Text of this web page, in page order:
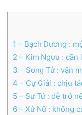
1 – Bạch Dương :
2 – Kim Ngưu : cần
3 – Song Tử : vận
4 – Cự Giải : chịu
5 – Sư Tử : dễ trở
6 – Xử Nữ : không